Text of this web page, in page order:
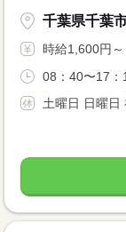
千葉県千葉
時給1,600円～
08：40〜17：
土曜日 日曜日